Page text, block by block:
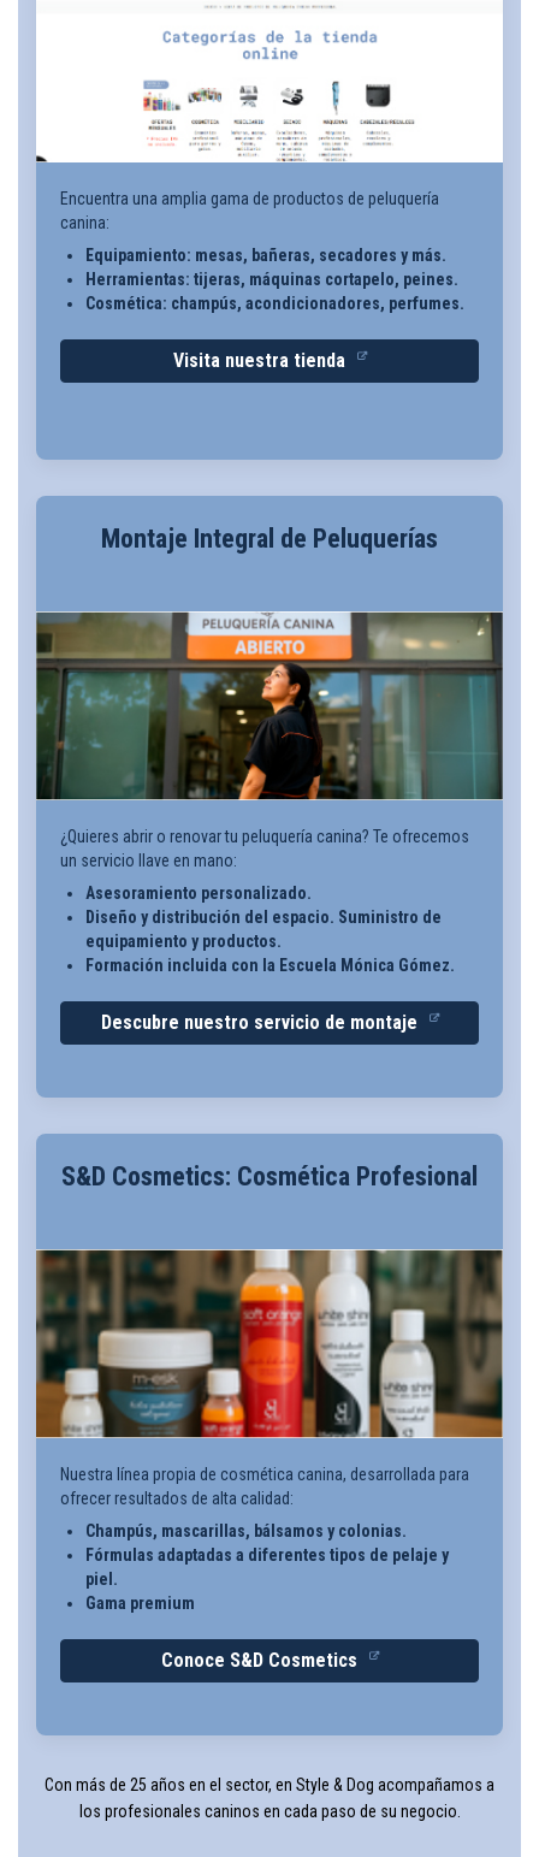
Encuentra una amplia gama de productos de peluquería
canina:
Equipamiento: mesas, bañeras, secadores y más.
Herramientas: tijeras, máquinas cortapelo, peines.
Cosmética: champús, acondicionadores, perfumes.
Visita nuestra tienda
Montaje Integral de Peluquerías
¿Quieres abrir o renovar tu peluquería canina? Te ofrecemos
un servicio llave en mano:
Asesoramiento personalizado.
Diseño y distribución del espacio. Suministro de
equipamiento y productos.
Formación incluida con la Escuela Mónica Gómez.
Descubre nuestro servicio de montaje
S&D Cosmetics: Cosmética Profesional
Nuestra línea propia de cosmética canina, desarrollada para
ofrecer resultados de alta calidad:
Champús, mascarillas, bálsamos y colonias.
Fórmulas adaptadas a diferentes tipos de pelaje y
piel.
Gama premium
Conoce S&D Cosmetics
Con más de 25 años en el sector, en Style & Dog acompañamos a
los profesionales caninos en cada paso de su negocio.